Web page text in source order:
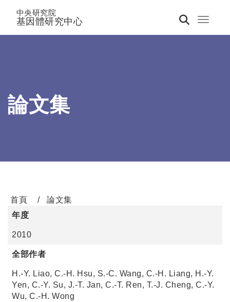
Toggle
中央研究院
基因體研究中心
論文集
首頁
論文集
年度
2010
全部作者
H.-Y. Liao, C.-H. Hsu, S.-C. Wang, C.-H. Liang, H.-Y.
Yen, C.-Y. Su, J.-T. Jan, C.-T. Ren, T.-J. Cheng, C.-Y.
Wu, C.-H. Wong